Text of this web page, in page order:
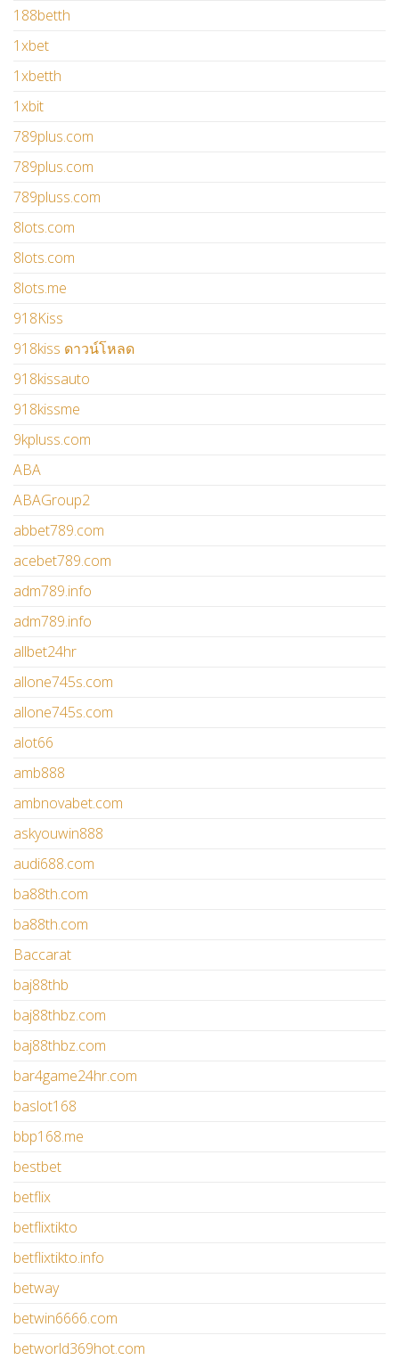
188betth
1xbet
1xbetth
1xbit
789plus.com
789plus.com
789pluss.com
8lots.com
8lots.com
8lots.me
918Kiss
918kiss ดาวน์โหลด
918kissauto
918kissme
9kpluss.com
ABA
ABAGroup2
abbet789.com
acebet789.com
adm789.info
adm789.info
allbet24hr
allone745s.com
allone745s.com
alot66
amb888
ambnovabet.com
askyouwin888
audi688.com
ba88th.com
ba88th.com
Baccarat
baj88thb
baj88thbz.com
baj88thbz.com
bar4game24hr.com
baslot168
bbp168.me
bestbet
betflix
betflixtikto
betflixtikto.info
betway
betwin6666.com
betworld369hot.com